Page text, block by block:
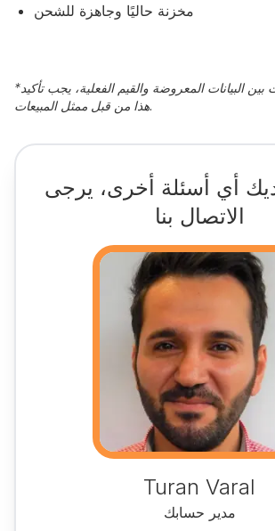
مخزنة حاليًا وجاهزة للشحن
*البيانات المعروضة والقيم الفعلية، يجب تأكيد
هذا من قبل ممثل المبيعات.
أي أسئلة أخرى، يرجى
الاتصال بنا
Turan Varal
مدير حسابك